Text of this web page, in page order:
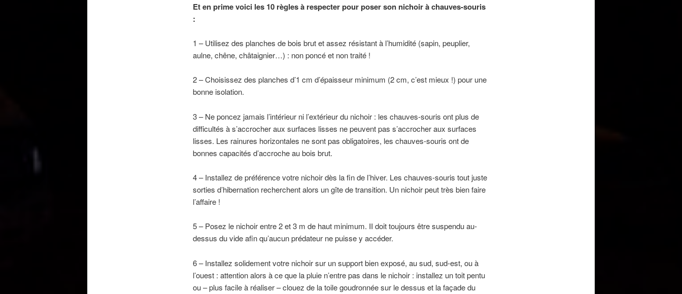
Et en prime voici les 10 règles à respecter pour poser son nichoir à chauves-souris
:
1 – Utilisez des planches de bois brut et assez résistant à l’humidité (sapin, peuplier,
aulne, chêne, châtaignier…) : non poncé et non traité !
2 – Choisissez des planches d’1 cm d’épaisseur minimum (2 cm, c’est mieux !) pour une
bonne isolation.
3 – Ne poncez jamais l’intérieur ni l’extérieur du nichoir : les chauves-souris ont plus de
difficultés à s’accrocher aux surfaces lisses ne peuvent pas s’accrocher aux surfaces
lisses. Les rainures horizontales ne sont pas obligatoires, les chauves-souris ont de
bonnes capacités d’accroche au bois brut.
4 – Installez de préférence votre nichoir dès la fin de l’hiver. Les chauves-souris tout juste
sorties d’hibernation recherchent alors un gîte de transition. Un nichoir peut très bien faire
l’affaire !
5 – Posez le nichoir entre 2 et 3 m de haut minimum. II doit toujours être suspendu au-
dessus du vide afin qu’aucun prédateur ne puisse y accéder.
6 – Installez solidement votre nichoir sur un support bien exposé, au sud, sud-est, ou à
l’ouest : attention alors à ce que la pluie n’entre pas dans le nichoir : installez un toit pentu
ou – plus facile à réaliser – clouez de la toile goudronnée sur le dessus et la façade du